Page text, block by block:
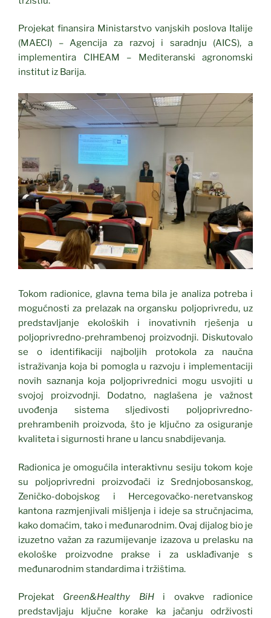
Projekat finansira Ministarstvo vanjskih poslova Italije
(MAECI) – Agencija za razvoj i saradnju (AICS), a
implementira CIHEAM – Mediteranski agronomski
institut iz Barija.
Tokom radionice, glavna tema bila je analiza potreba i
mogućnosti za prelazak na organsku poljoprivredu, uz
predstavljanje ekoloških i inovativnih rješenja u
poljoprivredno-prehrambenoj proizvodnji. Diskutovalo
se o identifikaciji najboljih protokola za naučna
istraživanja koja bi pomogla u razvoju i implementaciji
novih saznanja koja poljoprivrednici mogu usvojiti u
svojoj proizvodnji. Dodatno, naglašena je važnost
uvođenja sistema sljedivosti poljoprivredno-
prehrambenih proizvoda, što je ključno za osiguranje
kvaliteta i sigurnosti hrane u lancu snabdijevanja.
Radionica je omogućila interaktivnu sesiju tokom koje
su poljoprivredni proizvođači iz Srednjobosanskog,
Zeničko-dobojskog i Hercegovačko-neretvanskog
kantona razmjenjivali mišljenja i ideje sa stručnjacima,
kako domaćim, tako i međunarodnim. Ovaj dijalog bio je
izuzetno važan za razumijevanje izazova u prelasku na
ekološke proizvodne prakse i za usklađivanje s
međunarodnim standardima i tržištima.
Projekat Green&Healthy BiHi ovakve radionice
predstavljaju ključne korake ka jačanju održivosti